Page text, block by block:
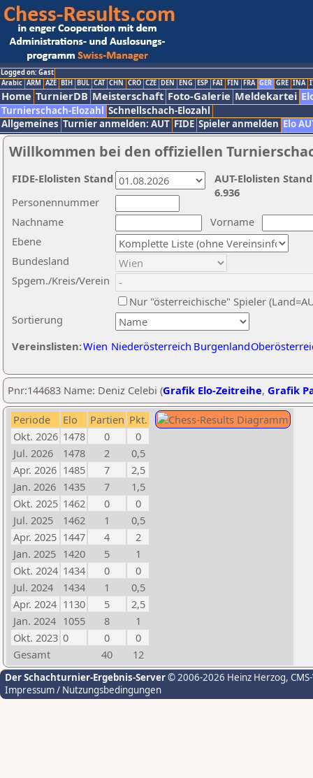
Logged on: Gast
Arabic ARM AZE BIH BUL CAT CHN CRO CZE DEN ENG ESP FAI FIN FRA GER GRE INA
Home TurnierDB Meisterschaft Foto-Galerie Meldekartei
Turnierschach-Elozahl Schnellschach-Elozahl
Allgemeines Turnier anmelden: AUT FIDE Spieler anmelden Elo
Willkommen bei den offiziellen
Nachname
Vorname
Ebene
Sortierung
Personennummer
Bundesland
Spgem./Kreis/Verein
Nur "österreichische" Spieler
Vereinslisten:Wien Niederösterreich Burgenland
AUT-Elolisten
6.936
FIDE-Elolisten Stand
Pnr:144683 Name: Deniz Celebi (Grafik Elo-Zeitreihe, Grafik
Periode Elo Partien Pkt.
Okt. 2026 1478 0
0
Jul. 2026
1478 2
0,5
Apr. 2026 1485 7
2,5
Jan. 2026 1435 7
1,5
Okt. 2025 1462 0
0
Jul. 2025
1462 1
0,5
Apr. 2025 1447 4
2
Jan. 2025 1420 5
1
Okt. 2024 1434 0
0
Jul. 2024
1434 1
0,5
Apr. 2024 1130 5
2,5
Jan. 2024 1055 8
1
Okt. 2023 0 0
0
Gesamt
40 12
Der Schachturnier-Ergebnis-Server© 2006-2026 Heinz Herzog,
Impressum / Nutzungsbedingungen